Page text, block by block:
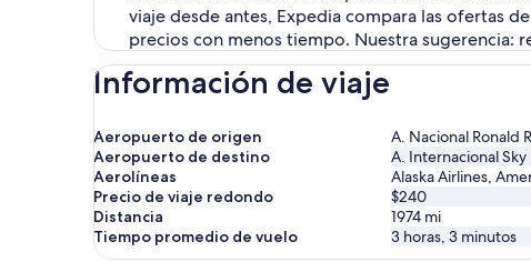
viaje desde antes, Expedia compara las ofertas
precios con menos tiempo. Nuestra sugerencia:
Información de viaje
Aeropuerto de origen
A. Nacional Ronald
Aeropuerto de destino
A. Internacional
Aerolíneas
Alaska Airlines,
Precio de viaje redondo
$240
Distancia
1974 mi
Tiempo promedio de vuelo
3 horas, 3 minutos